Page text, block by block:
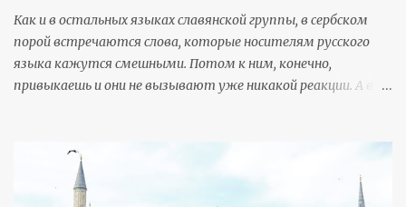
Как и в остальных языках славянской группы, в сербском
порой встречаются слова, которые носителям русского
языка кажутся смешными. Потом к ним, конечно,
привыкаешь и они не вызывают уже никакой реакции. А вот
примеры, которые можно встретить в повседневной
жизни. Так как пост скорее развлекательный, а не
образовательный, слова приведены без ударений (кстати, с